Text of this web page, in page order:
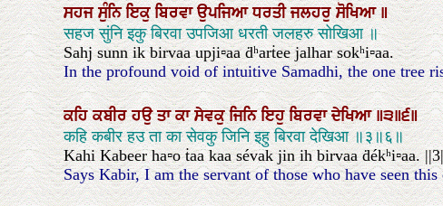
ਸਹਜਸੁੰਨਿਇਕੁਬਿਰਵਾਉਪਜਿਆਧਰਤੀਜਲਹਰੁਸੋਖਿਆ॥
सहज सुंनि इकु बिरवा उपजिआ धरती जलहरु सोखिआ ॥
Sahj sunn ik birvaa upji▫aa ḋʰarṫee jalhar sokʰi▫aa.
In the profound void of intuitive Samadhi, the one tree
ਕਹਿਕਬੀਰਹਉਤਾਕਾਸੇਵਕੁਜਿਨਿਇਹੁਬਿਰਵਾਦੇਖਿਆ॥੩॥੬॥
कहि कबीर हउ ता का सेवकु जिनि इहु बिरवा देखिआ ॥३॥६॥
Kahi Kabeer ha▫o ṫaa kaa sévak jin ih birvaa ḋékʰi▫aa.
Says Kabir, I am the servant of those who have seen this